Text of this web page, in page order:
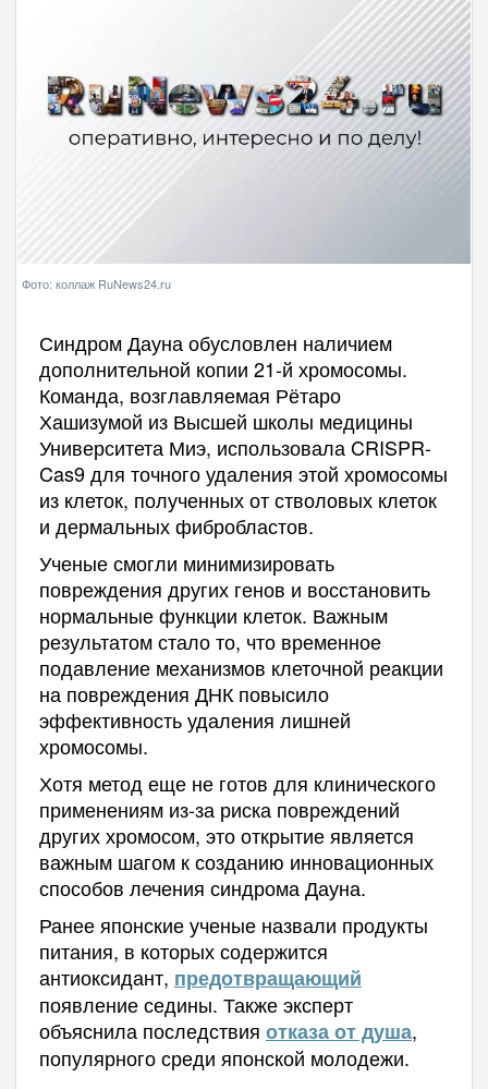
Фото: коллаж RuNews24.ru
Синдром Дауна обусловлен наличием
дополнительной копии 21-й хромосомы.
Команда, возглавляемая Рётаро
Хашизумой из Высшей школы медицины
Университета Миэ, использовала CRISPR-
Cas9 для точного удаления этой хромосомы
из клеток, полученных от стволовых клеток
и дермальных фибробластов.
Ученые смогли минимизировать
повреждения других генов и восстановить
нормальные функции клеток. Важным
результатом стало то, что временное
подавление механизмов клеточной реакции
на повреждения ДНК повысило
эффективность удаления лишней
хромосомы.
Хотя метод еще не готов для клинического
применениям из-за риска повреждений
других хромосом, это открытие является
важным шагом к созданию инновационных
способов лечения синдрома Дауна.
Ранее японские ученые назвали продукты
питания, в которых содержится
антиоксидант, предотвращающий
появление седины. Также эксперт
объяснила последствия отказа от душа,
популярного среди японской молодежи.